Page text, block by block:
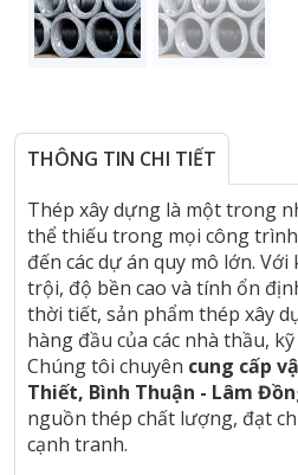
THÔNG TIN CHI TIẾT
Thép xây dựng là một trong
thể thiếu trong mọi công
đến các dự án quy mô lớn.
trội, độ bền cao và tính ổn
thời tiết, sản phẩm thép xây
hàng đầu của các nhà thầu,
Chúng tôi chuyên cung cấp
Thiết, Bình Thuận - Lâm
nguồn thép chất lượng, đạt
cạnh tranh.